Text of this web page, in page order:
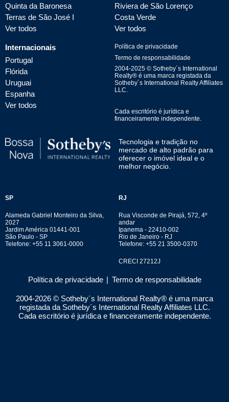
Quinta da Baronesa
Terras de São José I
Ver todos
Riviera de São Lorenço
Costa Verde
Ver todos
Internacionais
Portugal
Flórida
Uruguai
Espanha
Ver todos
Política de privacidade
Termo de responsabilidade
2004-2025 © Sotheby´s International
Realty® é uma marca registada da
Sotheby´s International Realty Affiliates
LLC.
Cada escritório é jurídica e
financeiramente independente.
Tecnologia e tradição no
mercado de alto padrão para
oferecer o imóvel ideal e o
melhor negócio.
SP
Alameda Gabriel Monteiro da Silva,
2027
Jardim América 01441-001
São Paulo - SP
Telefone: +55 11 3061-0000
RJ
Rua Visconde de Pirajá, 572, 4º
andar
Ipanema - 22410-002
Rio de Janeiro - RJ
Telefone: +55 21 3500-0370
CRECI 27212J
Política de privacidade | Termo de responsabilidade
2004-2026 © Sotheby´s International Realty® é uma marca
registada da Sotheby´s International Realty Affiliates LLC.
Cada escritório é jurídica e financeiramente independente.